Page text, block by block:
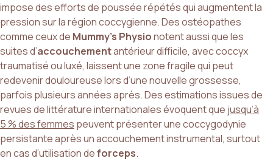
impose des efforts de poussée répétés qui augmentent la
pression sur la région coccygienne. Des ostéopathes
comme ceux de Mummy’s Physionotent aussi que les
suites d’accouchementantérieur difficile, avec coccyx
traumatisé ou luxé, laissent une zone fragile qui peut
redevenir douloureuse lors d’une nouvelle grossesse,
parfois plusieurs années après. Des estimations issues de
revues de littérature internationales évoquent que jusqu’à
5 % des femmes peuvent présenter une coccygodynie
persistante après un accouchement instrumental, surtout
en cas d’utilisation deforceps.